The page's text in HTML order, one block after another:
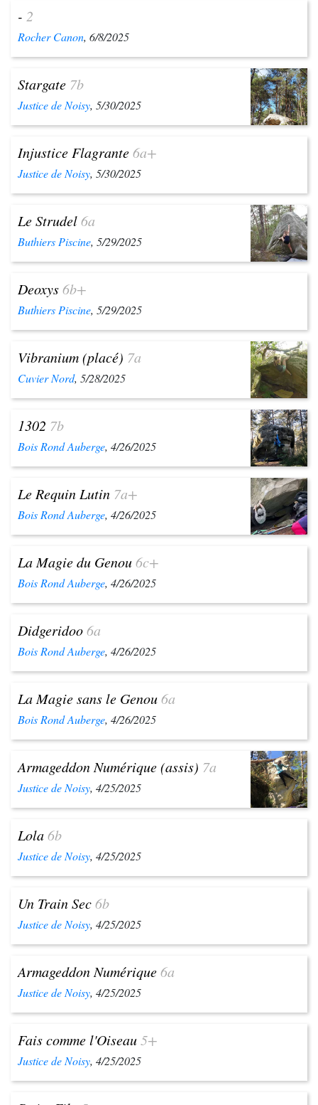
- 2
Rocher Canon, 6/8/2025
Stargate 7b
Justice de Noisy, 5/30/2025
Injustice Flagrante6a+
Justice de Noisy, 5/30/2025
Le Strudel6a
Buthiers Piscine, 5/29/2025
Deoxys6b+
Buthiers Piscine, 5/29/2025
Vibranium (placé) 7a
Cuvier Nord, 5/28/2025
1302 7b
Bois Rond Auberge, 4/26/2025
Le Requin Lutin 7a+
Bois Rond Auberge, 4/26/2025
La Magie du Genou6c+
Bois Rond Auberge, 4/26/2025
Didgeridoo6a
Bois Rond Auberge, 4/26/2025
La Magie sans le Genou6a
Bois Rond Auberge, 4/26/2025
Armageddon Numérique (assis) 7a
Justice de Noisy, 4/25/2025
Lola6b
Justice de Noisy, 4/25/2025
Un Train Sec6b
Justice de Noisy, 4/25/2025
Armageddon Numérique6a
Justice de Noisy, 4/25/2025
Fais comme l'Oiseau5+
Justice de Noisy, 4/25/2025